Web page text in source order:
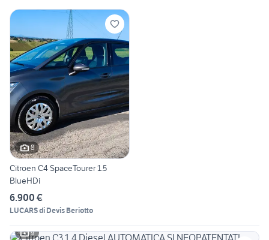
8
Citroen C4 SpaceTourer 1.5
BlueHDi
6.900 €
LUCARS di Devis Beriotto
9